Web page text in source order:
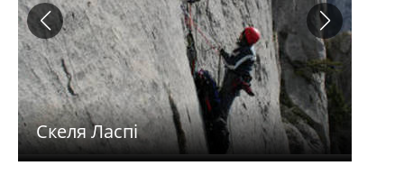
Скеля Ласпі